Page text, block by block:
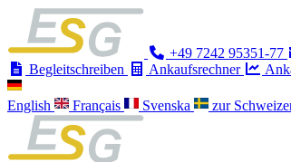
+49 7242 95351-77
Begleitschreiben
Ankaufsrechner
English Français Svenska zur